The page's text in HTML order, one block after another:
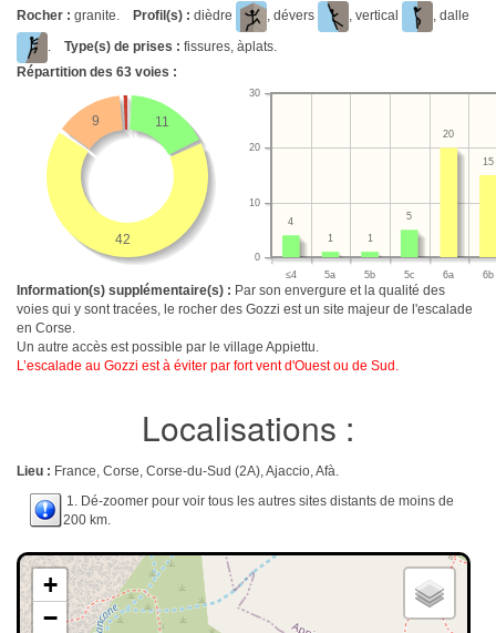
Rocher : granite. Profil(s) : dièdre , dévers , vertical
, dalle
. Type(s) de prises : fissures, àplats.
Répartition des 63 voies :
11
42
9
≤4 5a 5b 5c 6a 6b
0
10
20
30
15
20
5
1
1
4
Information(s) supplémentaire(s) : Par son envergure et la qualité des
voies qui y sont tracées, le rocher des Gozzi est un site majeur de l'escalade
en Corse.
Un autre accès est possible par le village Appiettu.
L’escalade au Gozzi est à éviter par fort vent d'Ouest ou de Sud.
Localisations :
Lieu : France, Corse, Corse-du-Sud (2A), Ajaccio, Afà.
1. Dé-zoomer pour voir tous les autres sites distants de moins de
200 km.
+
−